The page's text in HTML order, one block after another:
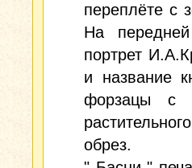
переплёте с
На
портрет
и название
форзацы с
обрез.